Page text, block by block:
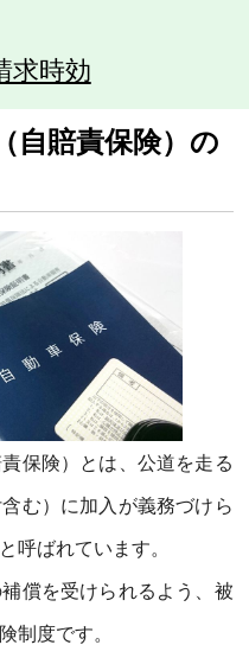
求時効
自賠責保険）の
保険）とは、公道を走る
む）に加入が義務づけら
呼ばれています。
償を受けられるよう、被
制度です。